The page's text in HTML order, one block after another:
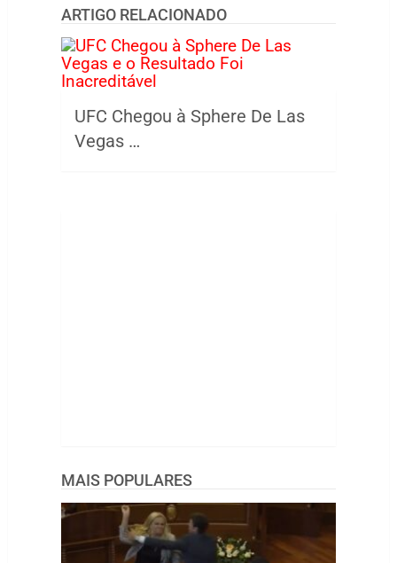
ARTIGO RELACIONADO
UFC Chegou à Sphere De Las
Vegas …
MAIS POPULARES